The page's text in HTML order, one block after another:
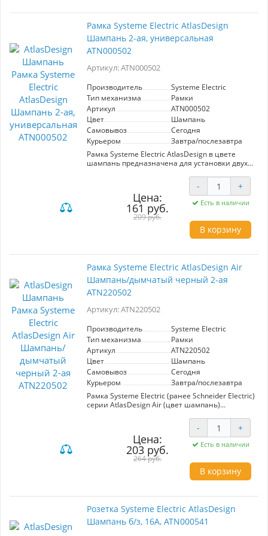
предназначена для использования в системах
электрической установки и легко монтируется
на стену, придавая завершённый вид любой
комнате. Надежность и эстетика нашли в ней
гармоничное сочетание для современного
дома.
Рамка Systeme Electric AtlasDesign
Шампань 2-ая, универсальная
ATN000502
Артикул: ATN000502
Производитель
Systeme Electric
Тип механизма
Рамки
Артикул
ATN000502
Цвет
Шампань
Самовывоз
Сегодня
Курьером
Завтра/послезавтра
Рамка Systeme Electric AtlasDesign в цвете
шампань предназначена для установки двух
дизайн позволяет легко интегрировать рамку
в любой интерьер, придавая ему стильный и
современный вид. Изготовлена из
качественных материалов, что гарантирует
долговечность и надежность. Идеальное
решение для создания функциональных и
эстетически привлекательных электрических
Цена:
161 руб.
209 руб.
- +
Есть в наличии
В корзину
Рамка Systeme Electric AtlasDesign Air
Шампань/дымчатый черный 2-ая
ATN220502
Артикул: ATN220502
Производитель
Systeme Electric
Тип механизма
Рамки
Артикул
ATN220502
Цвет
Шампань
Самовывоз
Сегодня
Курьером
Завтра/послезавтра
Рамка Systeme Electric (ранее Schneider Electric)
серии AtlasDesign Air (цвет шампань)
качественного ABS-пластика, устойчивого к
царапинам и УФ-излучению. Дизайн рамок
AtlasDesign Air создает иллюзию парения,
придавая интерьеру легкость и воздушность.
Преобразите свой дом с помощью рамок
AtlasDesign Air, которые станут изысканным
дополнением к любому стилю в различной
Цена:
203 руб.
264 руб.
- +
Есть в наличии
В корзину
Розетка Systeme Electric AtlasDesign
Шампань б/з, 16А, ATN000541